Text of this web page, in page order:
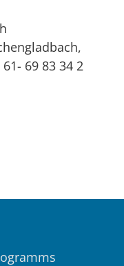
69 83 34 2